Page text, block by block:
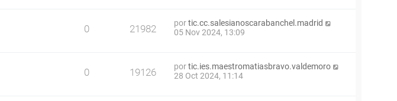
0 21982 portic.cc.salesianoscarabanchel.madrid
05 Nov 2024, 13:09
0 19126 portic.ies.maestromatiasbravo.valdemoro
28 Oct 2024, 11:14